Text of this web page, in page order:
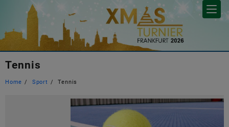
Tennis
Home Sport Tennis